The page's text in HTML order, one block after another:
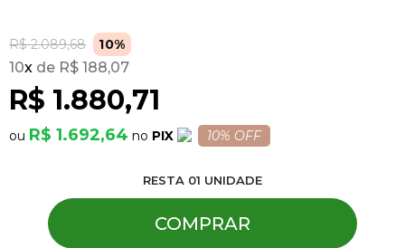
R$ 2.089,68 10%
R$ 1.880,71
10x R$ 188,07
R$ 1.692,64 PIX 10% OFF
RESTA 01 UNIDADE
COMPRAR
Pulseiras
Piercing
Pedras Preciosas
Presente